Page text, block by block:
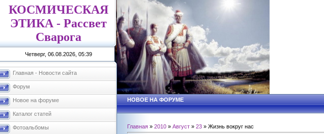
КОСМИЧЕСКАЯ
ЭТИКА - Рассвет
Сварога
Четверг, 06.08.2026, 05:39
Главная - Новости сайта
Форум
Новое на форуме
Каталог статей
Фотоальбомы
НОВОЕ НА ФОРУМЕ
Главная » 2010 » Август » 23 » Жизнь вокруг нас